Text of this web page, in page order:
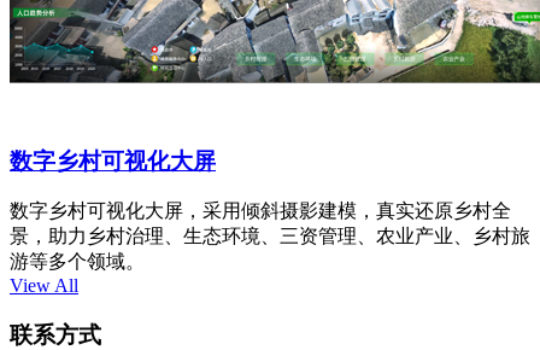
数字乡村可视化大屏
数字乡村可视化大屏，采用倾斜摄影建模，真实还原乡村全
景，助力乡村治理、生态环境、三资管理、农业产业、乡村旅
游等多个领域。
View All
联系方式